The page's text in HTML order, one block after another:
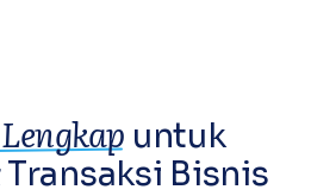
untuk
Transaksi Bisnis